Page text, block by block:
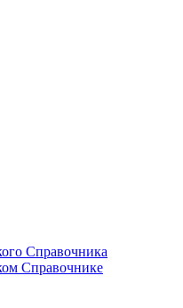
Справочника
Справочнике